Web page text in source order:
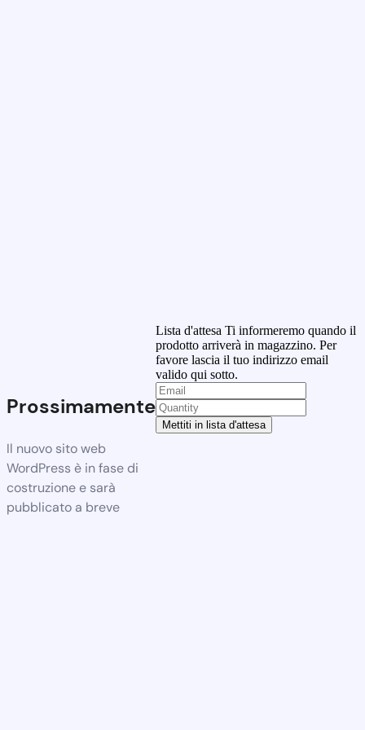
Prossimamente
Il nuovo sito web
WordPress è in fase di
costruzione e sarà
pubblicato a breve
Lista d'attesa Ti informeremo quando il
prodotto arriverà in magazzino. Per
favore lascia il tuo indirizzo email
valido qui sotto.
Mettiti in lista d'attesa